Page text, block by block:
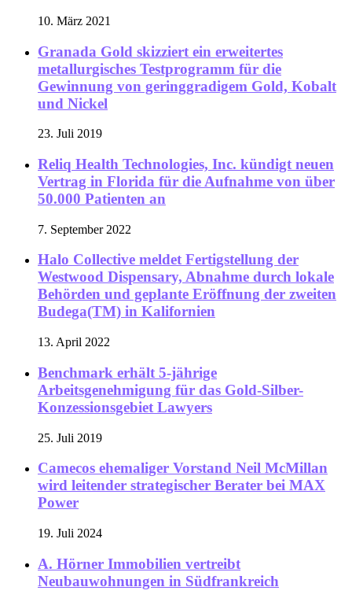
10. März 2021
Granada Gold skizziert ein erweitertes
metallurgisches Testprogramm für die
Gewinnung von geringgradigem Gold, Kobalt
und Nickel
23. Juli 2019
Reliq Health Technologies, Inc. kündigt neuen
Vertrag in Florida für die Aufnahme von über
50.000 Patienten an
7. September 2022
Halo Collective meldet Fertigstellung der
Westwood Dispensary, Abnahme durch lokale
Behörden und geplante Eröffnung der zweiten
Budega(TM) in Kalifornien
13. April 2022
Benchmark erhält 5-jährige
Arbeitsgenehmigung für das Gold-Silber-
Konzessionsgebiet Lawyers
25. Juli 2019
Camecos ehemaliger Vorstand Neil McMillan
wird leitender strategischer Berater bei MAX
Power
19. Juli 2024
A. Hörner Immobilien vertreibt
Neubauwohnungen in Südfrankreich